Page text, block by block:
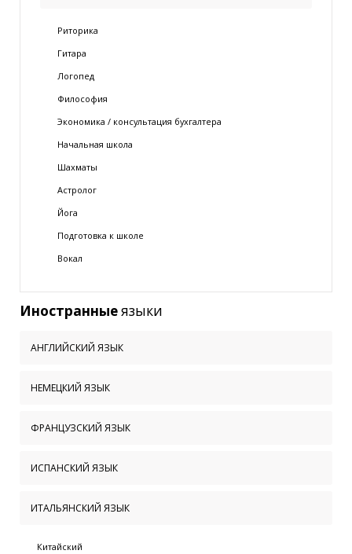
Риторика
Гитара
Логопед
Философия
Экономика / консультация бухгалтера
Начальная школа
Шахматы
Астролог
Йога
Подготовка к школе
Вокал
Иностранныеязыки
АНГЛИЙСКИЙ ЯЗЫК
НЕМЕЦКИЙ ЯЗЫК
ФРАНЦУЗСКИЙ ЯЗЫК
ИСПАНСКИЙ ЯЗЫК
ИТАЛЬЯНСКИЙ ЯЗЫК
Китайский